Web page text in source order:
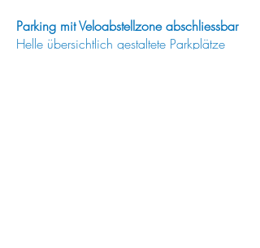
Parking mit Veloabstellzone abschliessbar
Helle übersichtlich gestaltete Parkplätze